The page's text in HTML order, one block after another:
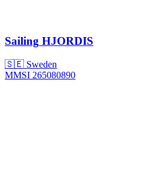
Sailing HJORDIS
🇸🇪 Sweden
MMSI 265080890